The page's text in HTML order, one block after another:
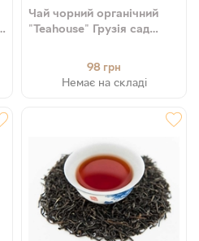
Чай чорний органічний
"Teahouse" Грузія сад
98 грн
Немає на складі